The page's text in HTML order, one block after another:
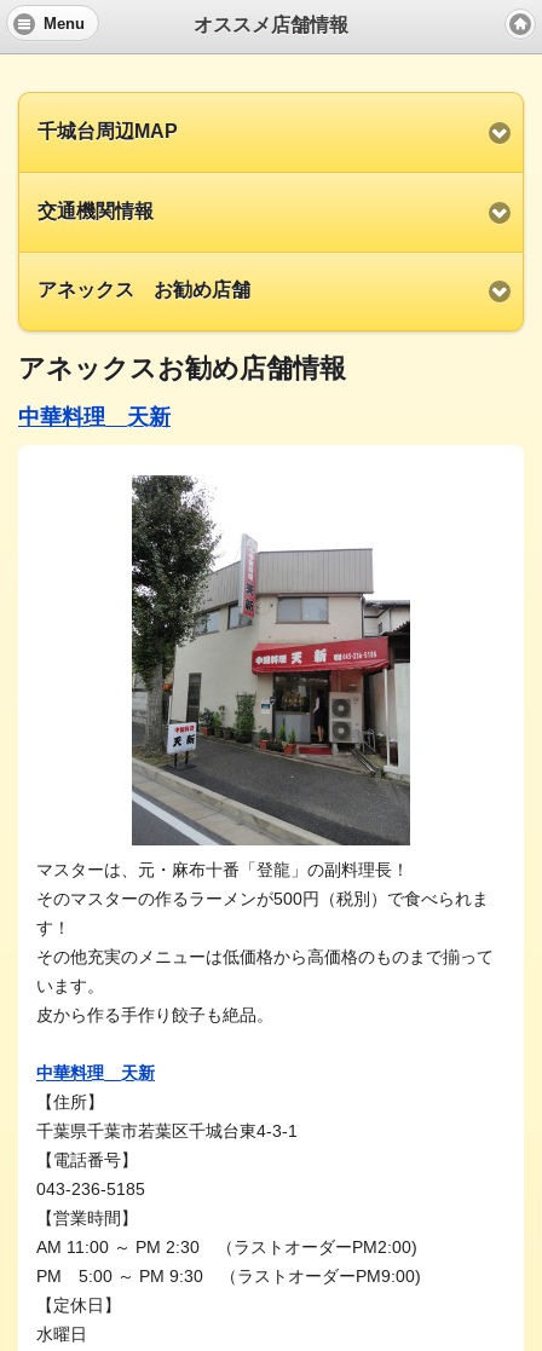
Menu オススメ店舗情報
千城台周辺MAP
交通機関情報
アネックス お勧め店舗
アネックスお勧め店舗情報
中華料理 天新
マスターは、元・麻布十番「登龍」の副料理長！
そのマスターの作るラーメンが500円（税別）で食べられま
す！
その他充実のメニューは低価格から高価格のものまで揃って
います。
皮から作る手作り餃子も絶品。
中華料理 天新
【住所】
千葉県千葉市若葉区千城台東4-3-1
【電話番号】
043-236-5185
【営業時間】
AM 11:00 ～ PM 2:30 （ラストオーダーPM2:00)
PM 5:00 ～ PM 9:30 （ラストオーダーPM9:00)
【定休日】
水曜日